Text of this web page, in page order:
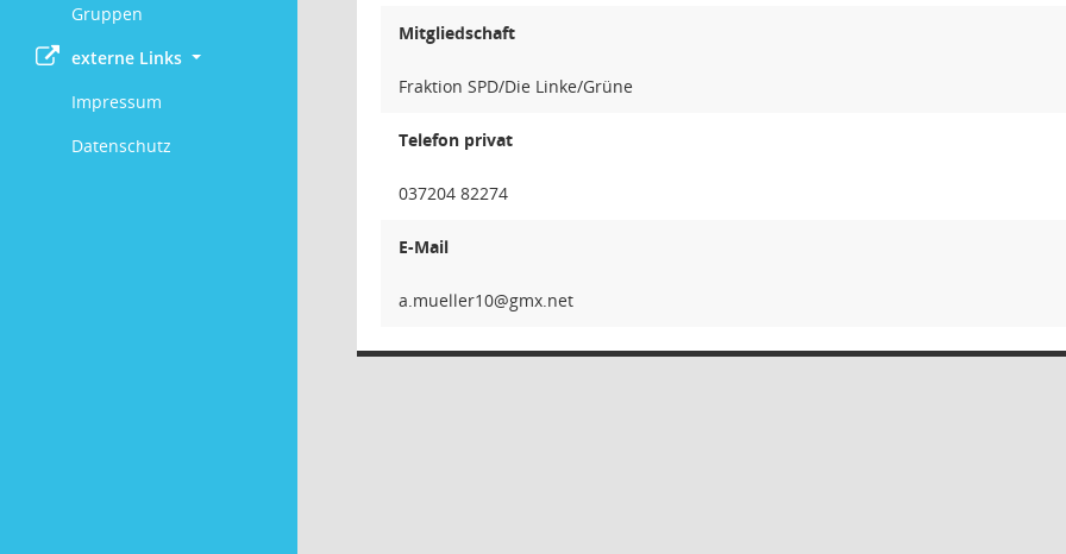
Gruppen
externe Links
Impressum
Datenschutz
Mitgliedschaft
Fraktion SPD/Die Linke/Grüne
Telefon privat
037204 82274
E-Mail
01rel